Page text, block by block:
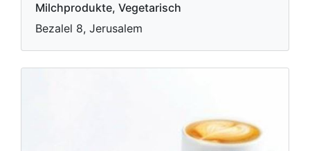
Milchprodukte, Vegetarisch
Bezalel 8, Jerusalem